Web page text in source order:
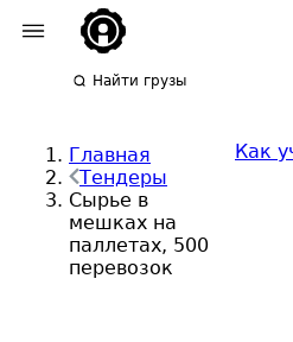
Найти грузы
Главная
Тендеры
Сырье в
мешках на
паллетах, 500
перевозок
Как